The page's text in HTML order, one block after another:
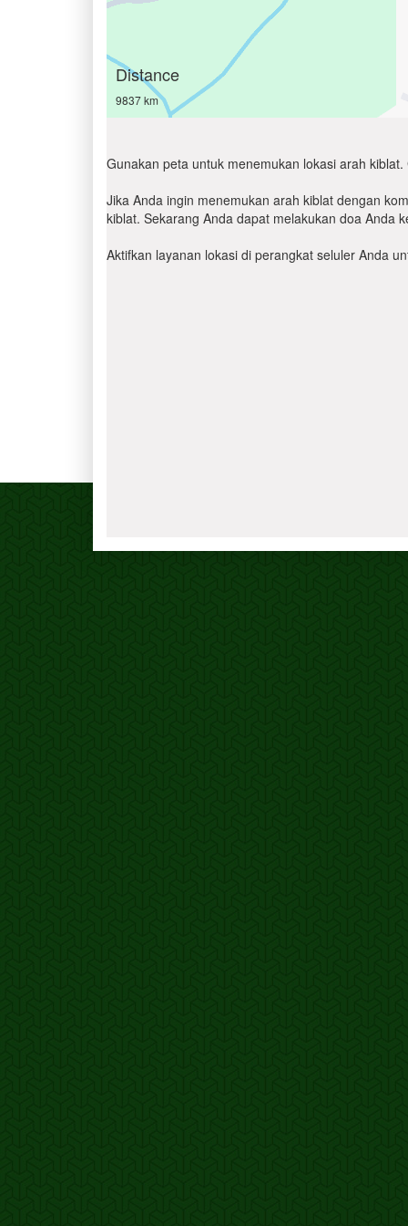
Distance
9837 km
Gunakan peta untuk menemukan lokasi arah
Jika Anda ingin menemukan arah kiblat dengan
kiblat. Sekarang Anda dapat melakukan doa Anda
Aktifkan layanan lokasi di perangkat seluler Anda